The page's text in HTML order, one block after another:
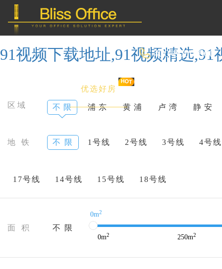
91视频下载地址,91视频精选
400-8090-660
优选好房
区域 不 限 浦 东 黄 浦 卢 湾 静 安
地 铁 不 限 1号线 2号线 3号线 4号线
17号线 14号线 15号线 18号线
面 积 不 限
0m2
0m2 250m2